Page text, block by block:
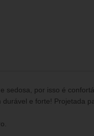
sedosa, por isso é
e forte! Projetada